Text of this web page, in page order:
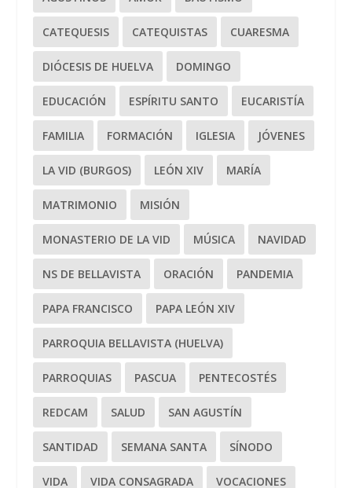
CATEQUESIS CATEQUISTAS CUARESMA
DIÓCESIS DE HUELVA DOMINGO
EDUCACIÓN ESPÍRITU SANTO EUCARISTÍA
FAMILIA FORMACIÓN IGLESIA JÓVENES
LA VID (BURGOS) LEÓN XIV MARÍA
MATRIMONIO MISIÓN
MONASTERIO DE LA VID MÚSICA NAVIDAD
NS DE BELLAVISTA ORACIÓN PANDEMIA
PAPA FRANCISCO PAPA LEÓN XIV
PARROQUIA BELLAVISTA (HUELVA)
PARROQUIAS PASCUA PENTECOSTÉS
REDCAM SALUD SAN AGUSTÍN
SANTIDAD SEMANA SANTA SÍNODO
VIDA VIDA CONSAGRADA VOCACIONES